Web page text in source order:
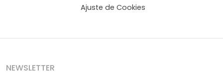
Ajuste de Cookies
NEWSLETTER